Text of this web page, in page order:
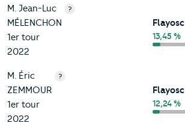
M. Jean-Luc
MÉLENCHON
1er tour
2022
?
Flayosc
13,45 %
M. Éric
ZEMMOUR
1er tour
2022
?
Flayosc
12,24 %